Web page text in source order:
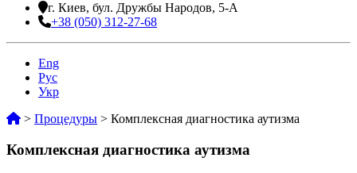
г. Киев, бул. Дружбы Народов, 5-А
+38 (050) 312-27-68
Eng
Рус
Укр
> Процедуры > Комплексная диагностика аутизма
Комплексная диагностика аутизма